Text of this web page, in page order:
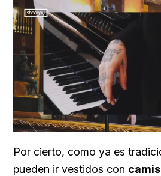
Unmute Loaded
Por cierto, como ya es
pueden ir vestidos con